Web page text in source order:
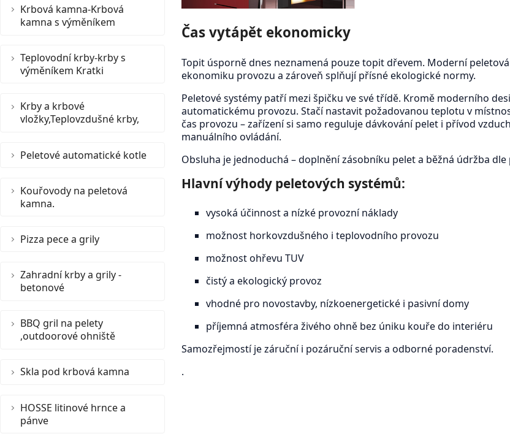
Krbová kamna-Krbová
kamna s výměníkem
Teplovodní krby-krby s
výměníkem Kratki
Krby a krbové
vložky,Teplovzdušné krby,
Peletové automatické kotle
Kouřovody na peletová
kamna.
Pizza pece a grily
Zahradní krby a grily -
betonové
BBQ gril na pelety
,outdoorové ohniště
Skla pod krbová kamna
HOSSE litinové hrnce a
pánve
Čas vytápět ekonomicky
Topit úsporně dnes neznamená pouze topit dřevem. Moderní
ekonomiku provozu a zároveň splňují přísné ekologické normy.
Peletové systémy patří mezi špičku ve své třídě. Kromě moderního
automatickému provozu. Stačí nastavit požadovanou teplotu v
čas provozu – zařízení si samo reguluje dávkování pelet i přívod
manuálního ovládání.
Obsluha je jednoduchá – doplnění zásobníku pelet a běžná údržba dle
Hlavní výhody peletových systémů:
vysoká účinnost a nízké provozní náklady
možnost horkovzdušného i teplovodního provozu
možnost ohřevu TUV
čistý a ekologický provoz
vhodné pro novostavby, nízkoenergetické i pasivní domy
příjemná atmosféra živého ohně bez úniku kouře do interiéru
Samozřejmostí je záruční i pozáruční servis a odborné poradenství.
.